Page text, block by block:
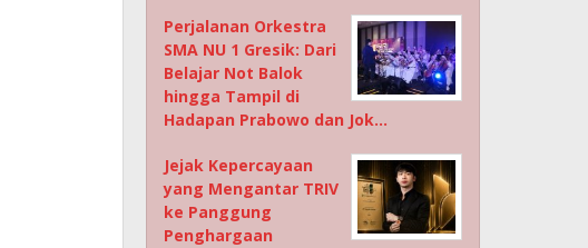
Perjalanan Orkestra
SMA NU 1 Gresik: Dari
Belajar Not Balok
hingga Tampil di
Hadapan Prabowo dan Jok…
Jejak Kepercayaan
yang Mengantar TRIV
ke Panggung
Penghargaan